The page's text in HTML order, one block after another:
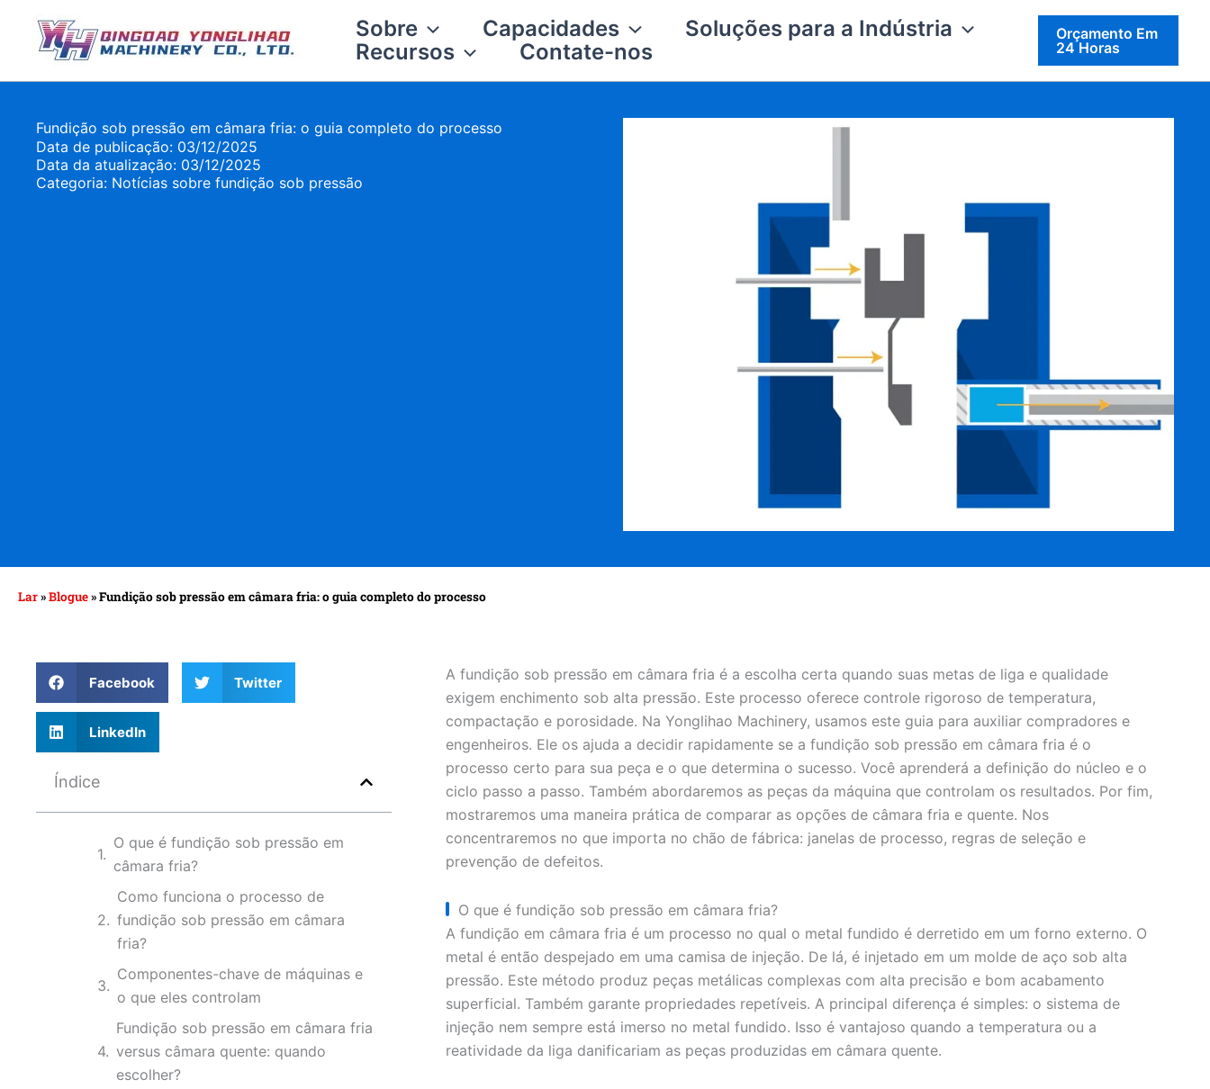
conteúdo
Sobre Capacidades
Soluções para a Indústria
Recursos
Contate-nos
Orçamento Em
24 Horas
Fundição sob pressão em câmara fria: o guia completo do processo
Data de publicação: 03/12/2025
Data da atualização: 03/12/2025
Categoria: Notícias sobre fundição sob pressão
Lar»Blogue»Fundição sob pressão em câmara fria: o guia completo do processo
Facebook Twitter
LinkedIn
Índice
O que é fundição sob pressão em
câmara fria?
Como funciona o processo de
fundição sob pressão em câmara
fria?
Componentes-chave de máquinas e
o que eles controlam
Fundição sob pressão em câmara fria
versus câmara quente: quando
escolher?
A fundição sob pressão em câmara fria é a escolha certa quando suas metas de liga e qualidade
exigem enchimento sob alta pressão. Este processo oferece controle rigoroso de temperatura,
compactação e porosidade. Na Yonglihao Machinery, usamos este guia para auxiliar compradores e
engenheiros. Ele os ajuda a decidir rapidamente se a fundição sob pressão em câmara fria é o
processo certo para sua peça e o que determina o sucesso. Você aprenderá a definição do núcleo e o
ciclo passo a passo. Também abordaremos as peças da máquina que controlam os resultados. Por fim,
mostraremos uma maneira prática de comparar as opções de câmara fria e quente. Nos
concentraremos no que importa no chão de fábrica: janelas de processo, regras de seleção e
prevenção de defeitos.
O que é fundição sob pressão em câmara fria?
A fundição em câmara fria é um processo no qual o metal fundido é derretido em um forno externo. O
metal é então despejado em uma camisa de injeção. De lá, é injetado em um molde de aço sob alta
pressão. Este método produz peças metálicas complexas com alta precisão e bom acabamento
superficial. Também garante propriedades repetíveis. A principal diferença é simples: o sistema de
injeção nem sempre está imerso no metal fundido. Isso é vantajoso quando a temperatura ou a
reatividade da liga danificariam as peças produzidas em câmara quente.